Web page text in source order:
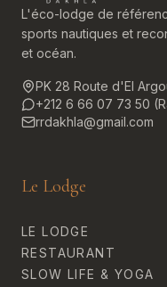
L'éco-lodge de
sports nautiques et
et océan.
PK 28 Route d'El
+212 6 66 07 73 50
rrdakhla@gmail.com
Le Lodge
LE LODGE
RESTAURANT
SLOW LIFE & YOGA